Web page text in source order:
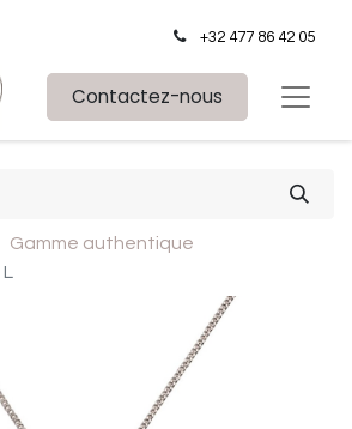
+32 477 86 42 05
Contactez-nous
Gamme authentique